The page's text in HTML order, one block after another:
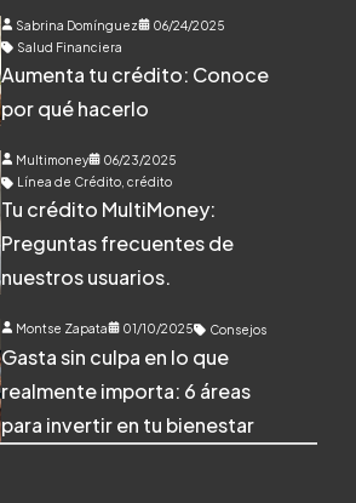
Sabrina Domínguez
06/24/2025
Salud Financiera
Aumenta tu crédito: Conoce
por qué hacerlo
Multimoney
06/23/2025
Línea de Crédito ,crédito
Tu crédito MultiMoney:
Preguntas frecuentes de
nuestros usuarios.
Montse Zapata 01/10/2025 Consejos
Gasta sin culpa en lo que
realmente importa: 6 áreas
para invertir en tu bienestar